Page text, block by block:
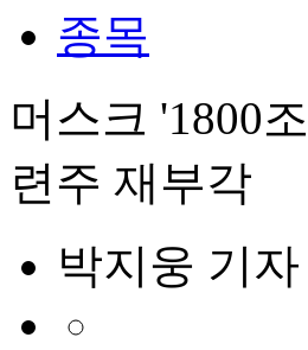
종목
머스크 '1800
련주 재부각
박지웅 기자